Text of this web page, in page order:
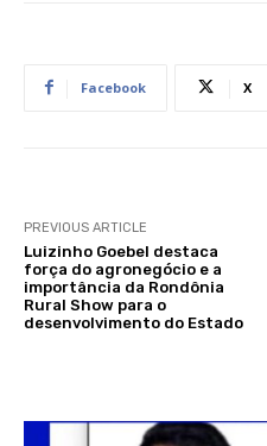
Facebook X
PREVIOUS ARTICLE
Luizinho Goebel destaca
força do agronegócio e a
importância da Rondônia
Rural Show para o
desenvolvimento do Estado